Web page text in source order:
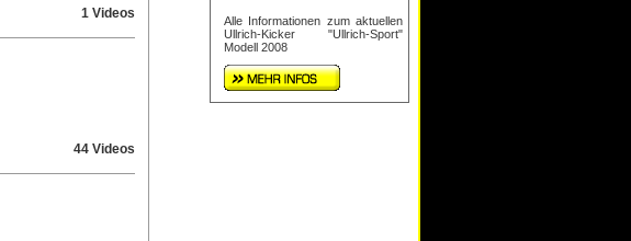
1 Videos
44 Videos
Alle Informationen zum aktuellen
Ullrich-Kicker "Ullrich-Sport"
Modell 2008